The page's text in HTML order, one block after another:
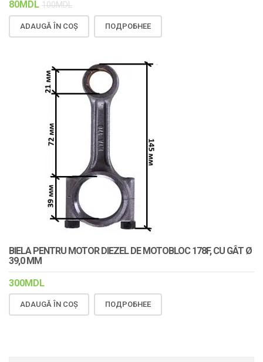
80MDL 100MDL
ADAUGĂ ÎN COȘ ПОДРОБНЕЕ
BIELA PENTRU MOTOR DIEZEL DE MOTOBLOC 178F, CU GÂT Ø
39,0 MM
300MDL
ADAUGĂ ÎN COȘ ПОДРОБНЕЕ